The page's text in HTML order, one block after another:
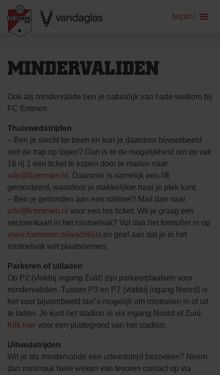
content
MENU
MINDERVALIDEN
Ook als mindervalide ben je natuurlijk van harte welkom bij
FC Emmen.
Thuiswedstrijden
– Ben je slecht ter been en kun je daardoor bijvoorbeeld
niet de trap op lopen? Dan is er de mogelijkheid om op vak
16 rij 1 een ticket te kopen door te mailen naar
info@fcemmen.nl . Daarvoor is namelijk een lift
gemonteerd, waardoor je makkelijker naar je plek kunt.
– Ben je gebonden aan een rolstoel? Mail dan naar
info@fcemmen.nl voor een los ticket. Wil je graag een
seizoenkaart in het rolstoelvak? Vul dan het formulier in op
www.fcemmen.nl/wachtlijst en geef aan dat je in het
rolstoelvak wilt plaatsnemen.
Parkeren of uitladen
Op P2 (vlakbij ingang Zuid) zijn parkeerplaatsen voor
mindervaliden. Tussen P3 en P7 (vlakbij ingang Noord) is
het voor bijvoorbeeld taxi’s mogelijk om rolstoelen in of uit
te laden. Je kunt het stadion in via ingang Noord of Zuid.
Klik hier voor een plattegrond van het stadion.
Uitwedstrijden
Wil je als mindervalide een uitwedstrijd bezoeken? Neem
dan minimaal twee weken van tevoren contact op via